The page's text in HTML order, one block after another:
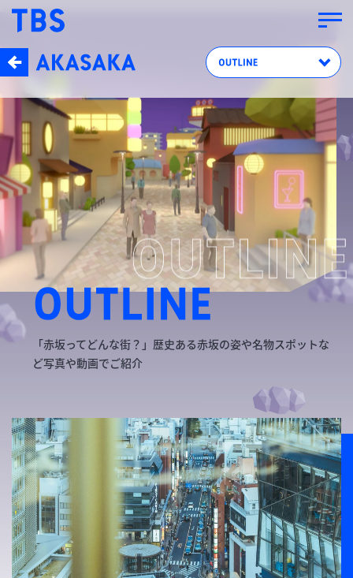
「赤坂ってどんな街？」歴史ある赤坂の姿や名物スポットな
ど写真や動画でご紹介